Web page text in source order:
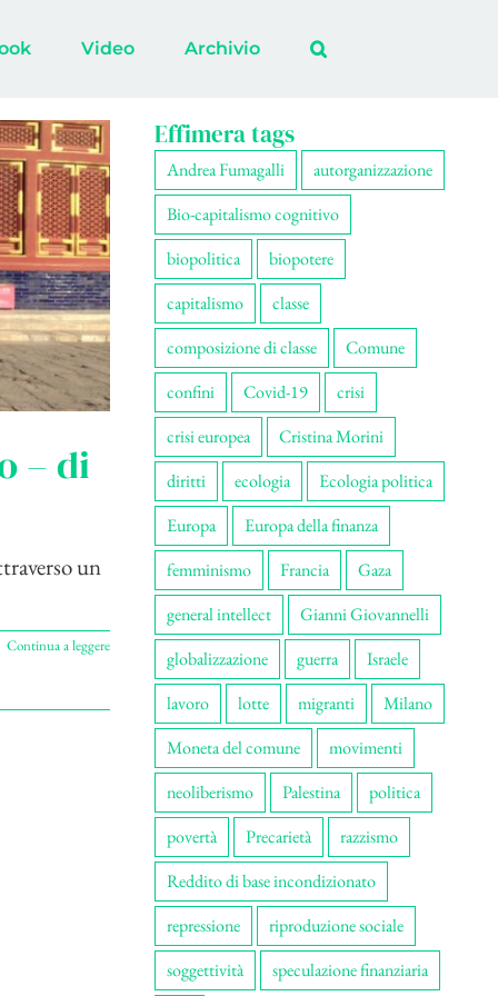
Video Archivio
– di
un
Continua a leggere
Effimera tags
Andrea Fumagalli
autorganizzazione
Bio-capitalismo cognitivo
biopolitica
biopotere
capitalismo
classe
composizione di classe
Comune
confini
Covid-19
crisi
crisi europea
Cristina Morini
diritti
ecologia
Ecologia politica
Europa
Europa della finanza
femminismo
Francia
Gaza
general intellect
Gianni Giovannelli
globalizzazione
guerra
Israele
lavoro
lotte migranti
Milano
Moneta del comune
movimenti
neoliberismo
Palestina
politica
povertà
Precarietà
razzismo
Reddito di base incondizionato
repressione
riproduzione sociale
soggettività
speculazione finanziaria